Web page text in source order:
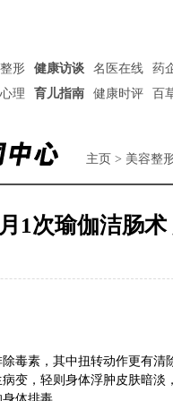
整形 健康访谈 名医在线 药
心理 育儿指南 健康时评 百
主页 > 美容整
1次瑜伽洁肠
毒素，其中扭转动作更有清
变，轻则身体浮肿皮肤暗淡